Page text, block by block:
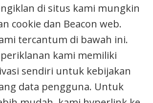
di situs kami mungkin
cookie dan Beacon web.
tercantum di bawah ini.
kami memiliki
sendiri untuk kebijakan
data pengguna. Untuk